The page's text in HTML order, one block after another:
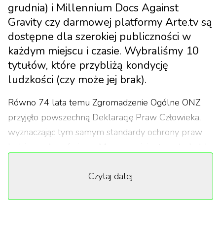
grudnia) i Millennium Docs Against
Gravity czy darmowej platformy Arte.tv są
dostępne dla szerokiej publiczności w
każdym miejscu i czasie. Wybraliśmy 10
tytułów, które przybliżą kondycję
ludzkości (czy może jej brak).
Równo 74 lata temu Zgromadzenie Ogólne ONZ
przyjęło powszechną Deklarację Praw Człowieka,
wyznaczając tym samym standardy ochrony praw
ludzi na całym świecie. Mowa w niej o tym, że każdy
rasę, narodowość, pochodzenie czy wyznanie.
Czytaj dalej